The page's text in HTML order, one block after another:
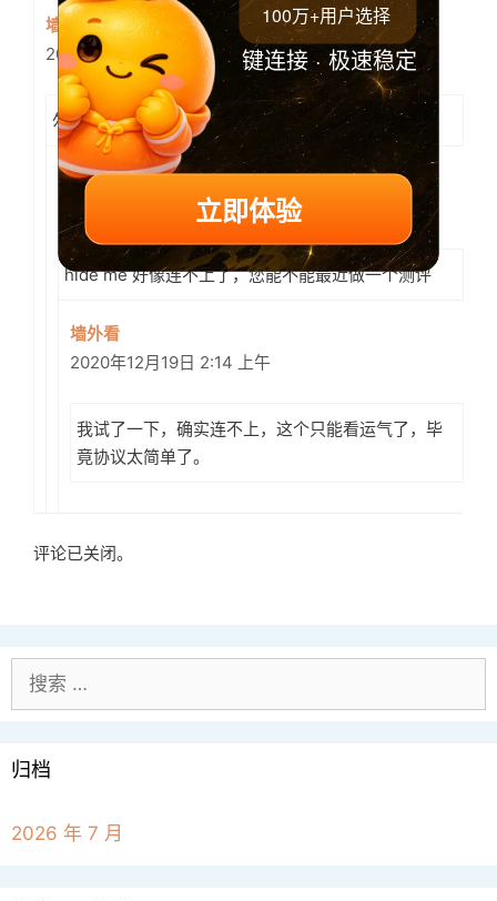
墙外看
2020年7月30日 3:23 上午
勿发广告，谢谢配合。
苏笙浅
2020年12月18日 3:16 下午
hide me 好像连不上了，您能不能最近做一个测评
墙外看
2020年12月19日 2:14 上午
我试了一下，确实连不上，这个只能看运气了，毕
竟协议太简单了。
评论已关闭。
索：
归档
2026 年 7 月
100万+用户选择
键连接 · 极速稳定
立即体验